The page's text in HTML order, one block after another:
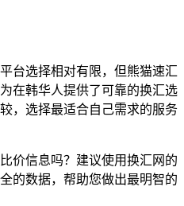
台选择相对有限，但熊猫速汇
在韩华人提供了可靠的换汇选
，选择最适合自己需求的服务
价信息吗？建议使用换汇网的
的数据，帮助您做出最明智的